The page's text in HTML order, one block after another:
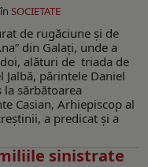
SOCIETATE
de rugăciune și de
din Galați, unde a
alături de triada de
părintele Daniel
sărbătoarea
Casian, Arhiepiscop al
a predicat și a
sinistrate